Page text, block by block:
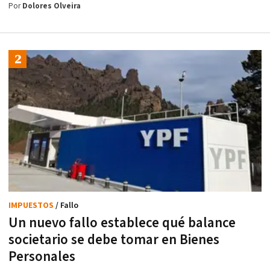
PorDolores Olveira
Un nuevo fallo establece qué balance
societario se debe tomar en Bienes
Personales
IMPUESTOS / Fallo